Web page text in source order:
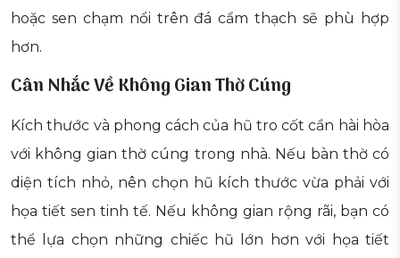
hoặc sen chạm nổi trên đá cẩm thạch sẽ phù hợp
hơn.
Cân Nhắc Về Không Gian Thờ Cúng
Kích thước và phong cách của hũ tro cốt cần hài hòa
với không gian thờ cúng trong nhà. Nếu bàn thờ có
diện tích nhỏ, nên chọn hũ kích thước vừa phải với
họa tiết sen tinh tế. Nếu không gian rộng rãi, bạn có
thể lựa chọn những chiếc hũ lớn hơn với họa tiết